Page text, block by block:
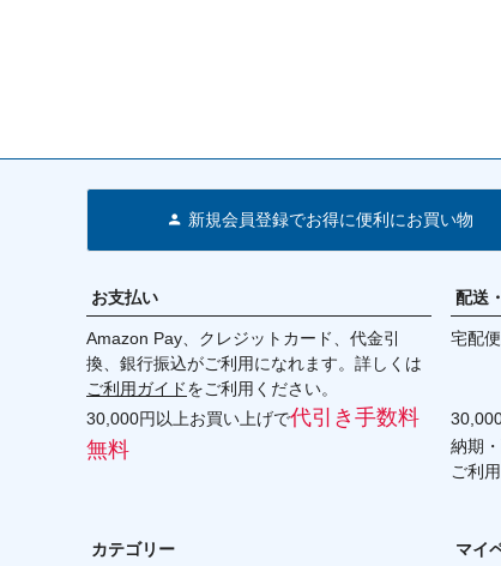
新規会員登録でお得に便利にお買い物
お支払い
Amazon Pay、クレジットカード、代金引
換、銀行振込がご利用になれます。詳しくは
ご利用ガイドをご利用ください。
30,000円以上お買い上げで代引き手数料
無料
配送
宅配
北
沖
納期
ご利
カテゴリー マイ